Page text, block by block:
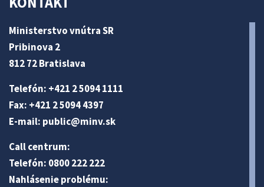
Ministerstvo vnútra SR
Pribinova 2
812 72 Bratislava
Telefón: +421 2 5094 1111
Fax: +421 2 5094 4397
E-mail: public@minv.sk
Call centrum:
Telefón: 0800 222 222
Nahlásenie problému: